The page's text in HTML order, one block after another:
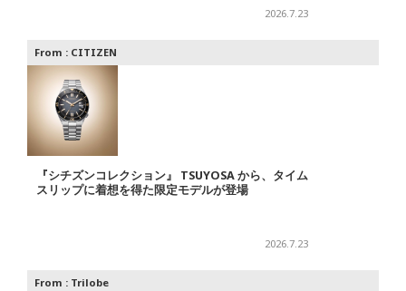
2026.7.23
From : CITIZEN
『シチズンコレクション』 TSUYOSA から、タイム
スリップに着想を得た限定モデルが登場
2026.7.23
From : Trilobe